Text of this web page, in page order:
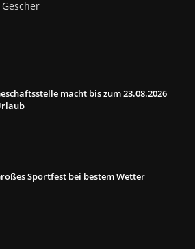
macht bis zum 23.08.2026
Sportfest bei bestem Wetter